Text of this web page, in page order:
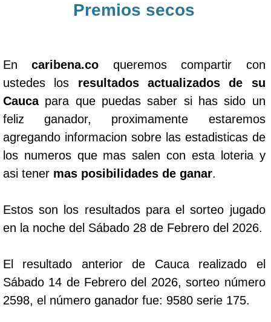
Premios secos
Encaribena.co queremos compartir con
ustedes los resultados actualizados de su
Caucapara que puedas saber si has sido un
feliz ganador, proximamente estaremos
agregando informacion sobre las estadisticas de
los numeros que mas salen con esta loteria y
asi tener mas posibilidades de ganar.
Estos son los resultados para el sorteo jugado
en la noche del Sábado 28 de Febrero del 2026.
El resultado anterior de Cauca realizado el
Sábado 14 de Febrero del 2026, sorteo número
2598, el número ganador fue: 9580 serie 175.